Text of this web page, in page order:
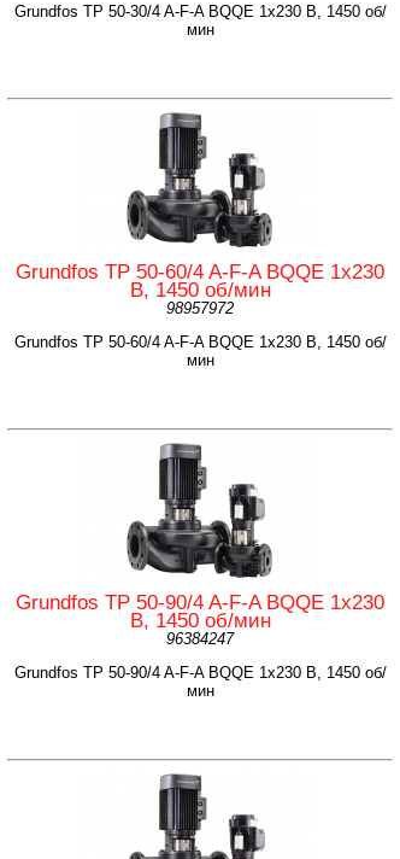
Grundfos TP 50-30/4 A-F-A BQQE 1x230 В, 1450 об/
мин
Grundfos TP 50-60/4 A-F-A BQQE 1x230
В, 1450 об/мин
98957972
Grundfos TP 50-60/4 A-F-A BQQE 1x230 В, 1450 об/
мин
Grundfos TP 50-90/4 A-F-A BQQE 1x230
В, 1450 об/мин
96384247
Grundfos TP 50-90/4 A-F-A BQQE 1x230 В, 1450 об/
мин